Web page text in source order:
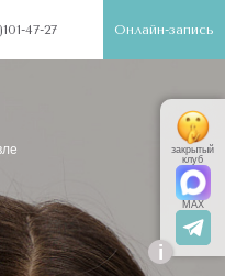
47-27 Онлайн-запись
i
закрытый
клуб
MAX